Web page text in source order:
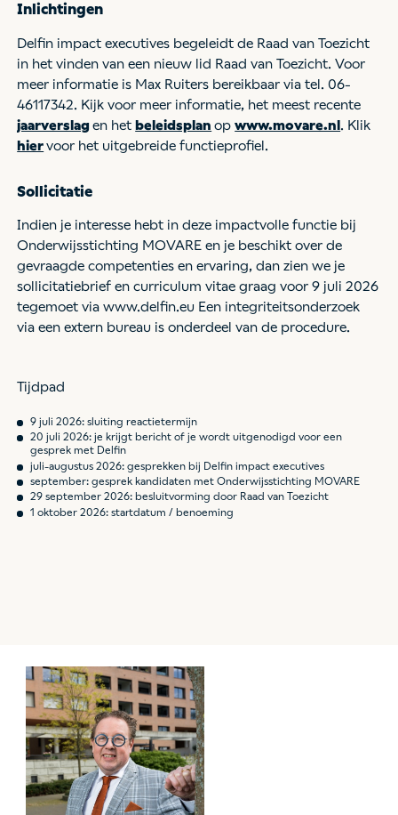
Inlichtingen
Delfin impact executives begeleidt de Raad van Toezicht
in het vinden van een nieuw lid Raad van Toezicht. Voor
meer informatie is Max Ruiters bereikbaar via tel. 06-
46117342. Kijk voor meer informatie, het meest recente
jaarverslagen hetbeleidsplan opwww.movare.nl. Klik
hiervoor het uitgebreide functieprofiel.
Sollicitatie
Indien je interesse hebt in deze impactvolle functie bij
Onderwijsstichting MOVARE en je beschikt over de
gevraagde competenties en ervaring, dan zien we je
sollicitatiebrief en curriculum vitae graag voor 9 juli 2026
tegemoet via www.delfin.eu Een integriteitsonderzoek
via een extern bureau is onderdeel van de procedure.
Tijdpad
9 juli 2026: sluiting reactietermijn
20 juli 2026: je krijgt bericht of je wordt uitgenodigd voor een
gesprek met Delfin
juli-augustus 2026: gesprekken bij Delfin impact executives
september: gesprek kandidaten met Onderwijsstichting MOVARE
29 september 2026: besluitvorming door Raad van Toezicht
1 oktober 2026: startdatum / benoeming